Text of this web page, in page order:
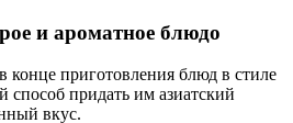
и ароматное блюдо
конце приготовления блюд в стиле
придать им азиатский
вкус.